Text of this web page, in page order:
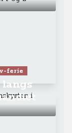
ferie
langs